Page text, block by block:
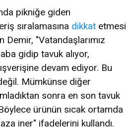
pikniğe giden
sıralamasına dikkat etmesi
Demir, "Vatandaşlarımız
gidip tavuk alıyor,
devam ediyor. Bu
Mümkünse diğer
sonra en son tavuk
ürünün sıcak ortamda
iner" ifadelerini kullandı.